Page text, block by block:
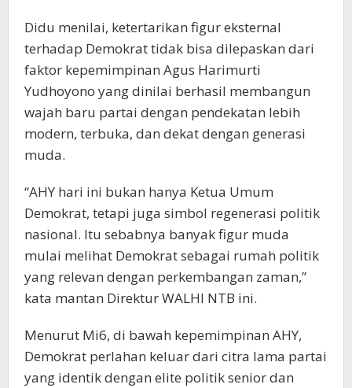
Didu menilai, ketertarikan figur eksternal
terhadap Demokrat tidak bisa dilepaskan dari
faktor kepemimpinan Agus Harimurti
Yudhoyono yang dinilai berhasil membangun
wajah baru partai dengan pendekatan lebih
modern, terbuka, dan dekat dengan generasi
muda.
“AHY hari ini bukan hanya Ketua Umum
Demokrat, tetapi juga simbol regenerasi politik
nasional. Itu sebabnya banyak figur muda
mulai melihat Demokrat sebagai rumah politik
yang relevan dengan perkembangan zaman,”
kata mantan Direktur WALHI NTB ini.
Menurut Mi6, di bawah kepemimpinan AHY,
Demokrat perlahan keluar dari citra lama partai
yang identik dengan elite politik senior dan